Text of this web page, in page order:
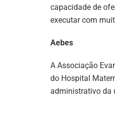
capacidade de
executar com
Aebes
A Associação
do Hospital
administrativo da